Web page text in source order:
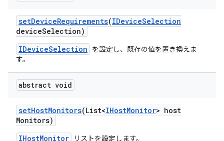
setDeviceRequirements(IDeviceSelection
deviceSelection)
IDeviceSelection
を設定し、既存の値を置き換えま
す。
abstract void
setHostMonitors(List<IHostMonitor> host
Monitors)
IHostMonitor
リストを設定します。